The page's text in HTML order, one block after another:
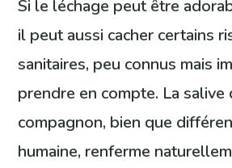
Si le léchage peut être
il peut aussi cacher certains
sanitaires, peu connus mais
prendre en compte. La salive
compagnon, bien que
humaine, renferme